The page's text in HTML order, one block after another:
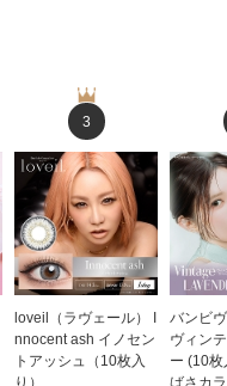
3
loveil（ラヴェール） I
nnocent ash イノセン
トアッシュ（10枚入
り）
バンビ
ヴィン
ー (10
ばさカ